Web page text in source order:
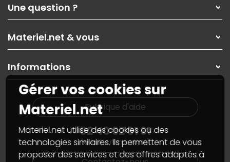
Nos services
Les magasins Materiel.net
Nos solutions pour les pros
Contactez-nous
Une question ?
Paiement, livraison
Garanties,Pack Zen
SAV, demander un retour
Informations
Guides d'achats et tutoriels
Materiel.net & vous
On rachète votre carte graphique
PC sur mesure : Votre RDV personnalisé
Notre démarche écologique
Materiel.net recrute
Notre programme d'affiliation
Partenariat & Sponsoring
Informations
Plan du site
Nos marques
Conditions générales de vente
Informations légales
Données personnellesetcookies
Gérer vos cookies
Rubrique d'aide
02 40 92 91 91
(numéro non surtaxé)
Gérer vos cookies sur
Materiel.net
Materiel.net utilise des cookies ou des
technologies similaires. Ils permettent de vous
proposer des services et des offres adaptés à